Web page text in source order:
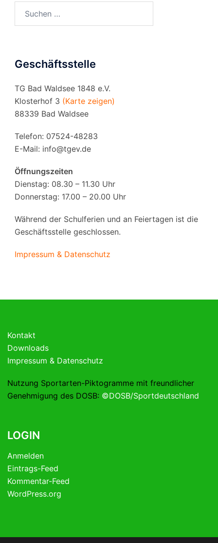
Geschäftsstelle
TG Bad Waldsee 1848 e.V.
Klosterhof 3 (Karte zeigen)
88339 Bad Waldsee
Telefon: 07524-48283
E-Mail: info@tgev.de
Öffnungszeiten
Dienstag: 08.30 – 11.30 Uhr
Donnerstag: 17.00 – 20.00 Uhr
Während der Schulferien und an Feiertagen ist die
Geschäftsstelle geschlossen.
Impressum & Datenschutz
Kontakt
Downloads
Impressum & Datenschutz
Nutzung Sportarten-Piktogramme mit freundlicher
Genehmigung des DOSB: ©DOSB/Sportdeutschland
LOGIN
Anmelden
Eintrags-Feed
Kommentar-Feed
WordPress.org